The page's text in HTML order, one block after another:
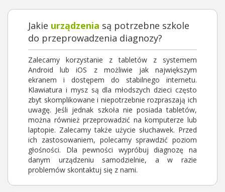
Jakie urządzenia są potrzebne szkole
do przeprowadzenia diagnozy?
Zalecamy korzystanie z tabletów z systemem
Android lub iOS z możliwie jak największym
ekranem i dostępem do stabilnego internetu.
Klawiatura i mysz są dla młodszych dzieci często
zbyt skomplikowane i niepotrzebnie rozpraszają ich
uwagę. Jeśli jednak szkoła nie posiada tabletów,
można również przeprowadzić na komputerze lub
laptopie. Zalecamy także użycie słuchawek. Przed
ich zastosowaniem, polecamy sprawdzić poziom
głośności. Dla pewności wypróbuj diagnozę na
danym urządzeniu samodzielnie, a w razie
problemów skontaktuj się z nami.